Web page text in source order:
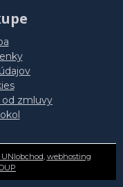
od zmluvy
, webhosting